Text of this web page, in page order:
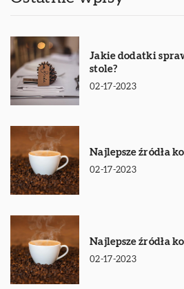
Jakie dodatki
stole?
02-17-2023
Najlepsze źródła
02-17-2023
Najlepsze źródła
02-17-2023